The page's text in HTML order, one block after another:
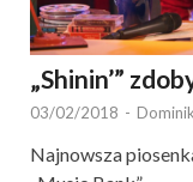
„Shinin’”
03/02/2018 -
Najnowsza